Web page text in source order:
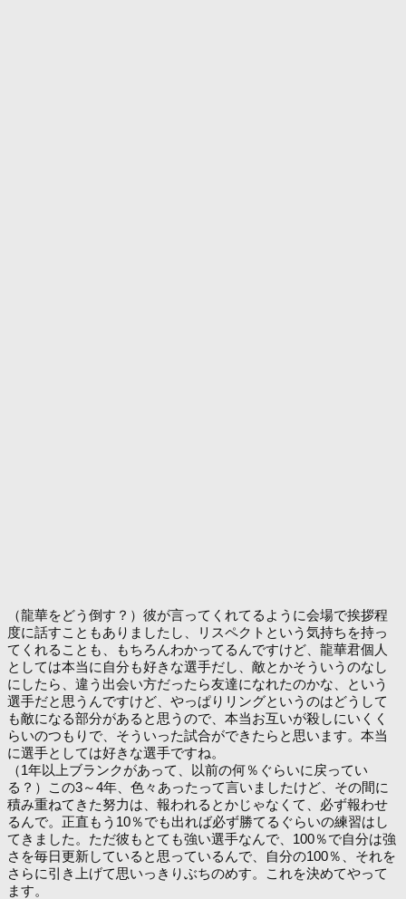
（龍華をどう倒す？）彼が言ってくれてるように会場で挨拶程
度に話すこともありましたし、リスペクトという気持ちを持っ
てくれることも、もちろんわかってるんですけど、龍華君個人
としては本当に自分も好きな選手だし、敵とかそういうのなし
にしたら、違う出会い方だったら友達になれたのかな、という
選手だと思うんですけど、やっぱりリングというのはどうして
も敵になる部分があると思うので、本当お互いが殺しにいくく
らいのつもりで、そういった試合ができたらと思います。本当
に選手としては好きな選手ですね。
（1年以上ブランクがあって、以前の何％ぐらいに戻ってい
る？）この3～4年、色々あったって言いましたけど、その間に
積み重ねてきた努力は、報われるとかじゃなくて、必ず報わせ
るんで。正直もう10％でも出れば必ず勝てるぐらいの練習はし
てきました。ただ彼もとても強い選手なんで、100％で自分は強
さを毎日更新していると思っているんで、自分の100％、それを
さらに引き上げて思いっきりぶちのめす。これを決めてやって
ます。